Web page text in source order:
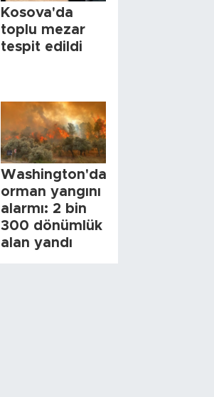
Kosova'da
toplu mezar
tespit edildi
Washington'da
orman yangını
alarmı: 2 bin
300 dönümlük
alan yandı